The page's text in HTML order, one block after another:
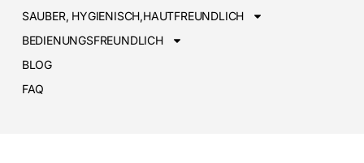
SAUBER, HYGIENISCH,HAUTFREUNDLICH
BEDIENUNGSFREUNDLICH
BLOG
FAQ